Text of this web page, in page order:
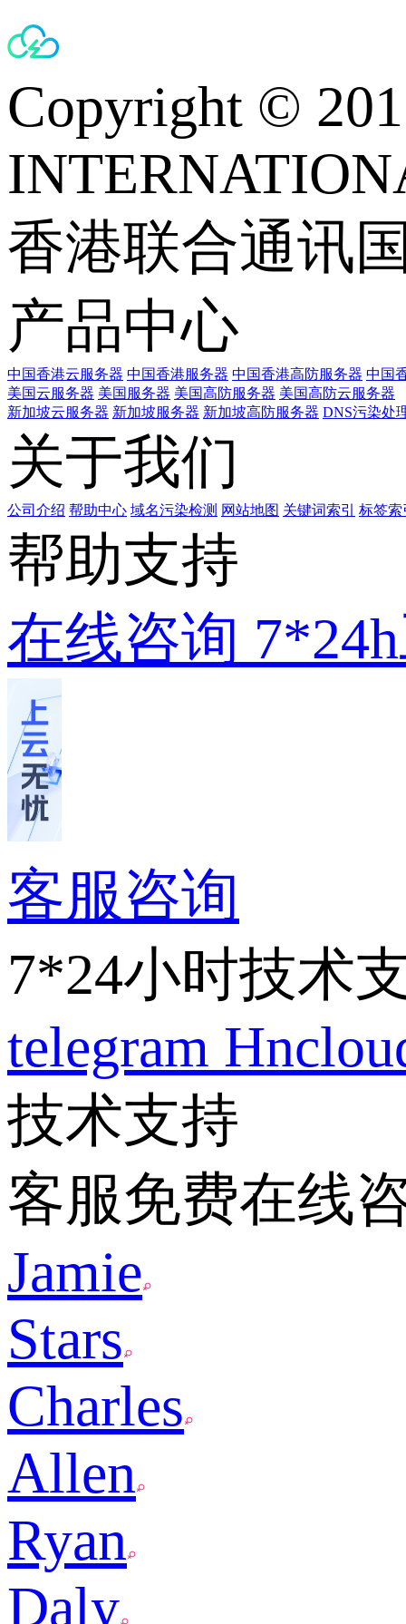
Copyright ©
香港联合通讯
产品中心
中国香港云服务器 中国香港服务器 中国香港高防服务器 中国
美国云服务器 美国服务器 美国高防服务器 美国高防云服务器
新加坡云服务器 新加坡服务器 新加坡高防服务器 DNS污染处
关于我们
公司介绍 帮助中心 域名污染检测 网站地图 关键词索引 标签索
帮助支持
在线咨询
客服咨询
7*24小时技术
telegram
技术支持
客服免费在线
Jamie
Stars
Charles
Allen
Ryan
Daly